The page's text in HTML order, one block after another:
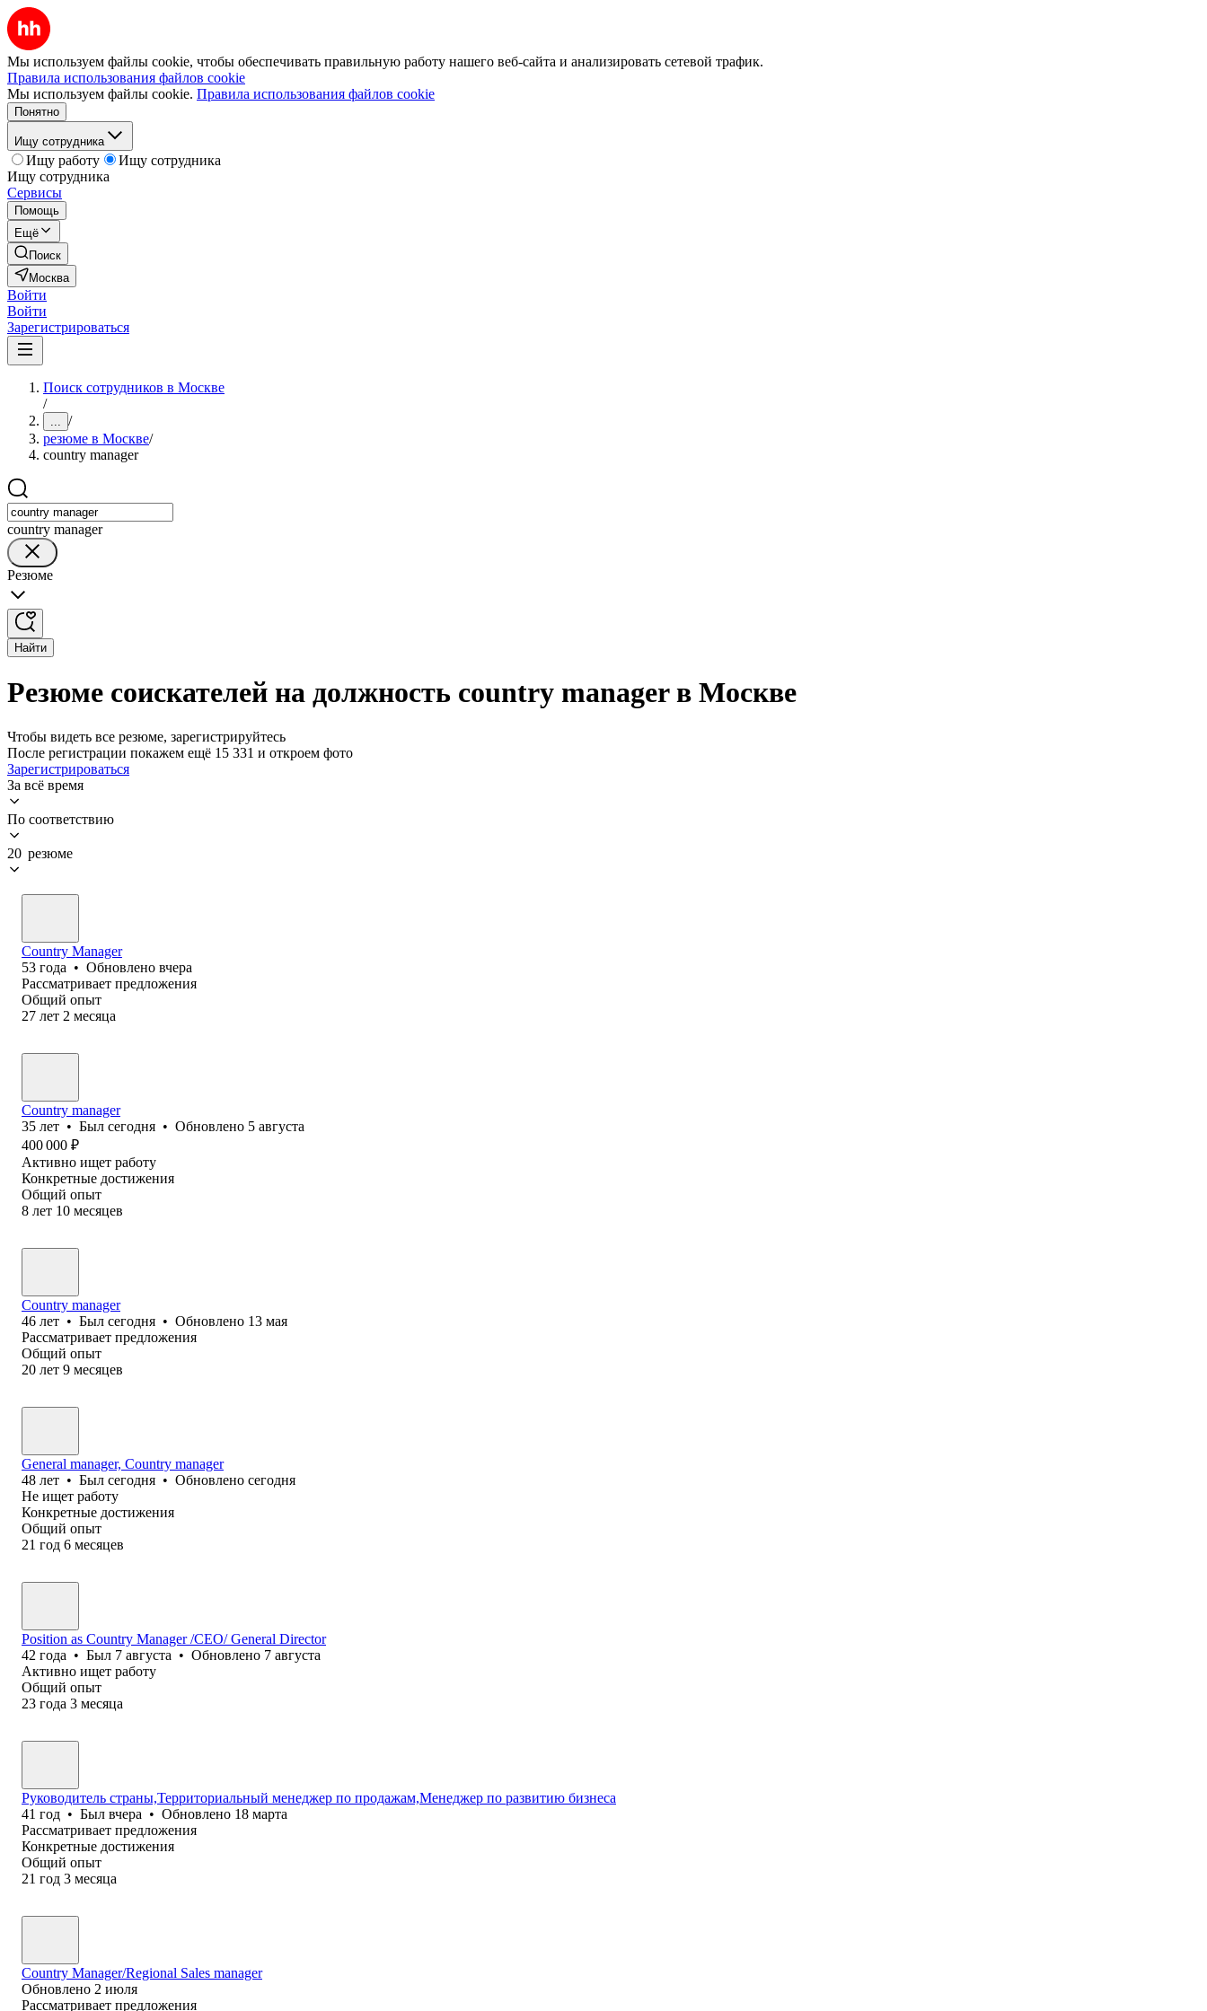
Мы используем файлы cookie, чтобы обеспечивать правильную работу нашего веб-сайта и анализировать сетевой трафик.
Правила использования файлов cookie
Мы используем файлы cookie. Правила использования файлов cookie
Понятно
Ищу сотрудника
Ищу работу
Ищу сотрудника
Ищу сотрудника
Сервисы
Помощь
Ещё
Поиск
Москва
Войти
Войти
Зарегистрироваться
Поиск сотрудников в Москве
/
... /
резюме в Москве/
country manager
country manager
Резюме
Найти
Резюме соискателей на должность country manager в Москве
Чтобы видеть все резюме, зарегистрируйтесь
После регистрации покажем ещё 15 331 и откроем фото
Зарегистрироваться
За всё время
По соответствию
20 резюме
Country Manager
53 года • Обновлено вчера
Рассматривает предложения
Общий опыт
27 лет 2 месяца
Country manager
35 лет • Был сегодня • Обновлено 5 августа
400 000 ₽
Активно ищет работу
Конкретные достижения
Общий опыт
8 лет 10 месяцев
Country manager
46 лет • Был сегодня • Обновлено 13 мая
Рассматривает предложения
Общий опыт
20 лет 9 месяцев
General manager, Country manager
48 лет • Был сегодня • Обновлено сегодня
Не ищет работу
Конкретные достижения
Общий опыт
21 год 6 месяцев
Position as Country Manager /CEO/ General Director
42 года • Был 7 августа • Обновлено 7 августа
Активно ищет работу
Общий опыт
23 года 3 месяца
Руководитель страны,Территориальный менеджер по продажам,Менеджер по развитию бизнеса
41 год • Был вчера • Обновлено 18 марта
Рассматривает предложения
Конкретные достижения
Общий опыт
21 год 3 месяца
Country Manager/Regional Sales manager
Обновлено 2 июля
Рассматривает предложения